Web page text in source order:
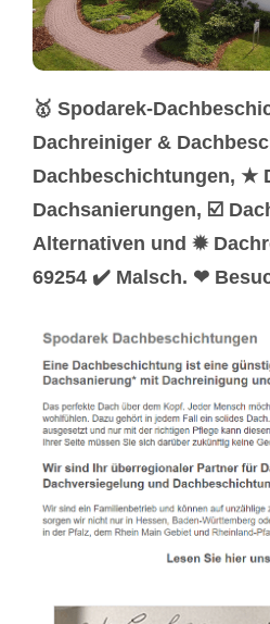
🥇 Spodarek-
Dachreiniger &
Dachbeschichtungen, ★
Dachsanierungen, ☑️
Alternativen und ✹
69254 ✔️ Malsch. ❤